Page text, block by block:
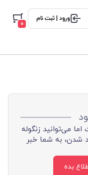
ورود | ثبت نام
0
می‌توانید زنگوله
شدن، به شما خبر
بده